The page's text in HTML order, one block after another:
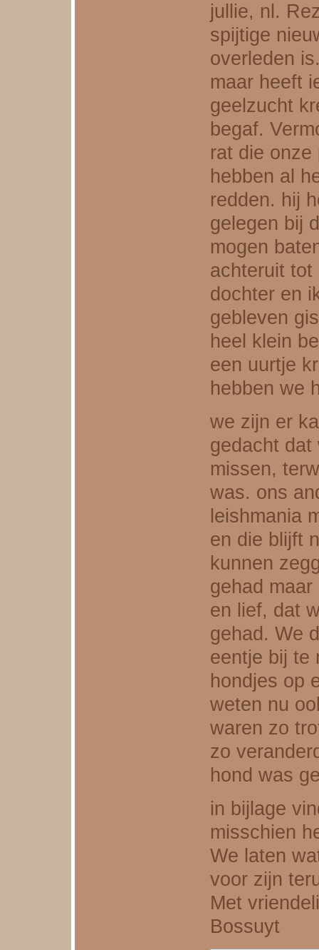
jullie, nl.
spijtige
overleden
maar heeft
geelzucht
begaf.
rat die onze
hebben al
redden. hij
gelegen bij
mogen
achteruit tot
dochter en
gebleven
heel klein
een uurtje
hebben we
we zijn er
gedacht dat
missen,
was. ons
leishmania
en die blijft
kunnen
gehad
en lief, dat
gehad. We
eentje bij te
hondjes op
weten nu
waren zo
zo
hond was
in bijlage
misschien
We laten
voor zijn
Met
Bossuyt